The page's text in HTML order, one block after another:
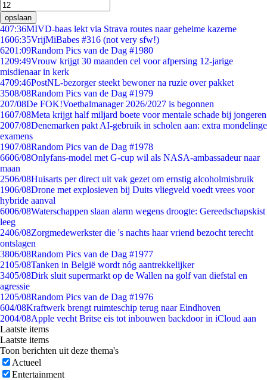
opslaan
407:36MIVD-baas lekt via Strava routes naar geheime kazerne
1606:35VrijMiBabes #316 (not very sfw!)
6201:09Random Pics van de Dag #1980
1209:49Vrouw krijgt 30 maanden cel voor afpersing 12-jarige
misdienaar in kerk
4709:46PostNL-bezorger steekt bewoner na ruzie over pakket
3508/08Random Pics van de Dag #1979
207/08De FOK!Voetbalmanager 2026/2027 is begonnen
1607/08Meta krijgt half miljard boete voor mentale schade bij jongeren
2007/08Denemarken pakt AI-gebruik in scholen aan: extra mondelinge
examens
1907/08Random Pics van de Dag #1978
6606/08Onlyfans-model met G-cup wil als NASA-ambassadeur naar
maan
2506/08Huisarts per direct uit vak gezet om ernstig alcoholmisbruik
1906/08Drone met explosieven bij Duits vliegveld voedt vrees voor
hybride aanval
6006/08Waterschappen slaan alarm wegens droogte: Gereedschapskist
leeg
2406/08Zorgmedewerkster die 's nachts haar vriend bezocht terecht
ontslagen
3806/08Random Pics van de Dag #1977
2105/08Tanken in België wordt nóg aantrekkelijker
3405/08Dirk sluit supermarkt op de Wallen na golf van diefstal en
agressie
1205/08Random Pics van de Dag #1976
604/08Kraftwerk brengt ruimteschip terug naar Eindhoven
2004/08Apple vecht Britse eis tot inbouwen backdoor in iCloud aan
Laatste items
Laatste items
Toon berichten uit deze thema's
Actueel
Entertainment